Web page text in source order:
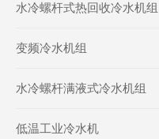
水冷螺杆式热回收冷水机组
变频冷水机组
水冷螺杆满液式冷水机组
低温工业冷水机